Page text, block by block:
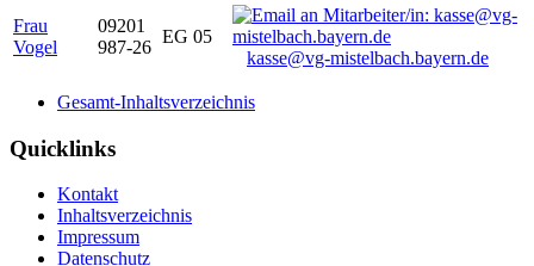
Frau
Vogel
09201
987-26
EG 05
kasse@vg-mistelbach.bayern.de
Gesamt-Inhaltsverzeichnis
Quicklinks
Kontakt
Inhaltsverzeichnis
Impressum
Datenschutz